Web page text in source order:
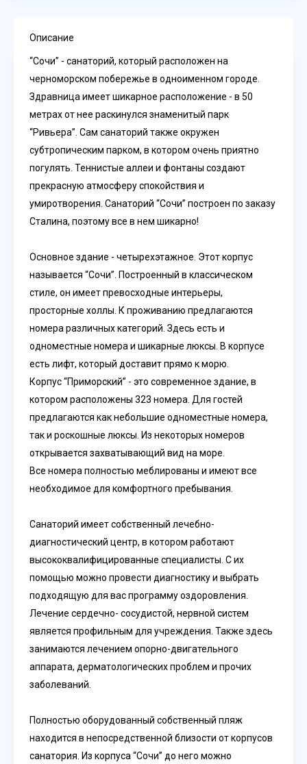
Описание
“Сочи” - санаторий, который расположен на
черноморском побережье в одноименном городе.
Здравница имеет шикарное расположение - в 50
метрах от нее раскинулся знаменитый парк
“Ривьера”. Сам санаторий также окружен
субтропическим парком, в котором очень приятно
погулять. Теннистые аллеи и фонтаны создают
прекрасную атмосферу спокойствия и
умиротворения. Санаторий “Сочи” построен по заказу
Сталина, поэтому все в нем шикарно!
Основное здание - четырехэтажное. Этот корпус
называется “Сочи”. Построенный в классическом
стиле, он имеет превосходные интерьеры,
просторные холлы. К проживанию предлагаются
номера различных категорий. Здесь есть и
одноместные номера и шикарные люксы. В корпусе
есть лифт, который доставит прямо к морю.
Корпус “Приморский” - это современное здание, в
котором расположены 323 номера. Для гостей
предлагаются как небольшие одноместные номера,
так и роскошные люксы. Из некоторых номеров
открывается захватывающий вид на море.
Все номера полностью меблированы и имеют все
необходимое для комфортного пребывания.
Санаторий имеет собственный лечебно-
диагностический центр, в котором работают
высококвалифицированные специалисты. С их
помощью можно провести диагностику и выбрать
подходящую для вас программу оздоровления.
Лечение сердечно- сосудистой, нервной систем
является профильным для учреждения. Также здесь
занимаются лечением опорно-двигательного
аппарата, дерматологических проблем и прочих
заболеваний.
Полностью оборудованный собственный пляж
находится в непосредственной близости от корпусов
санатория. Из корпуса “Сочи” до него можно